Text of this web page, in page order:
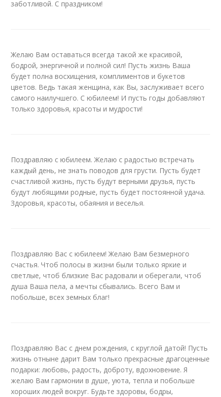
заботливой. С праздником!
Желаю Вам оставаться всегда такой же красивой,
бодрой, энергичной и полной сил! Пусть жизнь Ваша
будет полна восхищения, комплиментов и букетов
цветов. Ведь такая женщина, как Вы, заслуживает всего
самого наилучшего. С юбилеем! И пусть годы добавляют
только здоровья, красоты и мудрости!
Поздравляю с юбилеем. Желаю с радостью встречать
каждый день, не знать поводов для грусти. Пусть будет
счастливой жизнь, пусть будут верными друзья, пусть
будут любящими родные, пусть будет постоянной удача.
Здоровья, красоты, обаяния и веселья.
Поздравляю Вас с юбилеем! Желаю Вам безмерного
счастья. Чтоб полосы в жизни были только яркие и
светлые, чтоб близкие Вас радовали и оберегали, чтоб
душа Ваша пела, а мечты сбывались. Всего Вам и
побольше, всех земных благ!
Поздравляю Вас с днем рождения, с круглой датой! Пусть
жизнь отныне дарит Вам только прекрасные драгоценные
подарки: любовь, радость, доброту, вдохновение. Я
желаю Вам гармонии в душе, уюта, тепла и побольше
хороших людей вокруг. Будьте здоровы, бодры,